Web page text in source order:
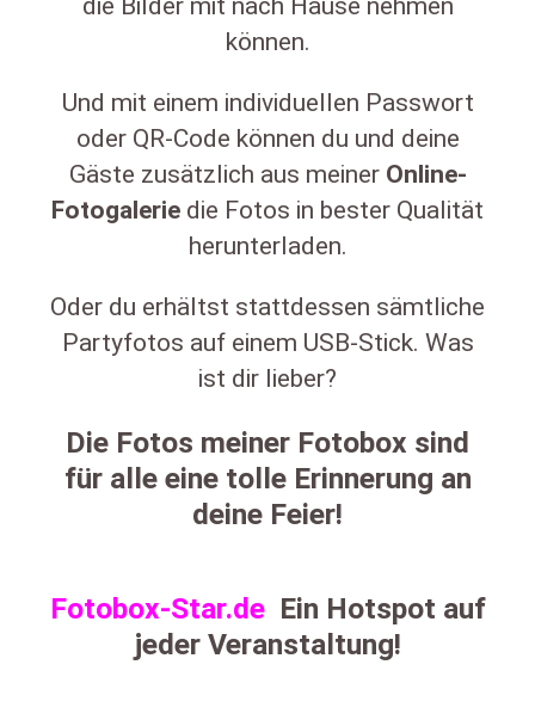
können.
Und mit einem individuellen Passwort
oder QR-Code können du und deine
Gäste zusätzlich aus meiner Online-
Fotogalerie die Fotos in bester Qualität
herunterladen.
Oder du erhältst stattdessen sämtliche
Partyfotos auf einem USB-Stick. Was
ist dir lieber?
Die Fotos meiner Fotobox sind
für alle eine tolle Erinnerung an
deine Feier!
Fotobox-Star.de Ein Hotspot auf
jeder Veranstaltung!